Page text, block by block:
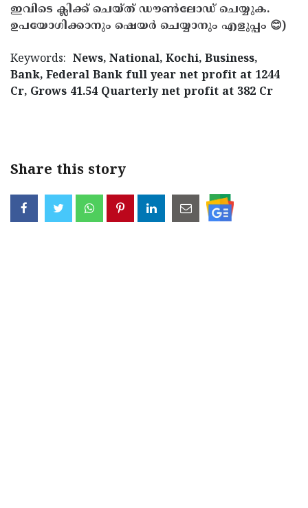
ഇവിടെ ക്ലിക്ക് ചെയ്ത് ഡൗൺലോഡ് ചെയ്യുക.
ഉപയോഗിക്കാനും ഷെയർ ചെയ്യാനും എളുപ്പം 😊)
Keywords: News, National, Kochi, Business,
Bank, Federal Bank full year net profit at 1244
Cr, Grows 41.54 Quarterly net profit at 382 Cr
Share this story